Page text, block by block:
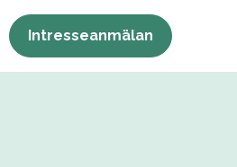
Intresseanmälan